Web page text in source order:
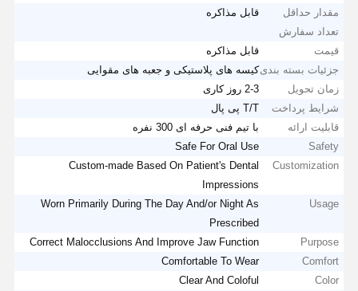
مقدار حداقل
تعداد سفارش
قابل مذاکره
قیمت
قابل مذاکره
جزئیات بسته بندیکیسه های پلاستیکی و جعبه های مقوایی
زمان تحویل
2-3 روز کاری
شرایط پرداخت
T/T پی پال
قابلیت ارائه
با تیم فنی حرفه ای 300 نفره
Safety
Safe For Oral Use
Customization
Custom-made Based On Patient's Dental
Impressions
Usage
Worn Primarily During The Day And/or Night As
Prescribed
Purpose
Correct Malocclusions And Improve Jaw Function
Comfort
Comfortable To Wear
Color
Clear And Coloful